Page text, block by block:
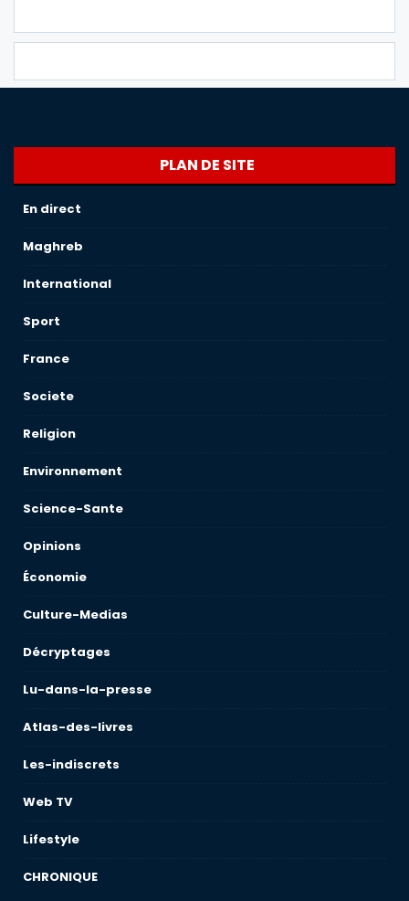
PLAN DE SITE
En direct
Maghreb
International
Sport
France
Societe
Religion
Environnement
Science-Sante
Opinions
Économie
Culture-Medias
Décryptages
Lu-dans-la-presse
Atlas-des-livres
Les-indiscrets
Web TV
Lifestyle
CHRONIQUE